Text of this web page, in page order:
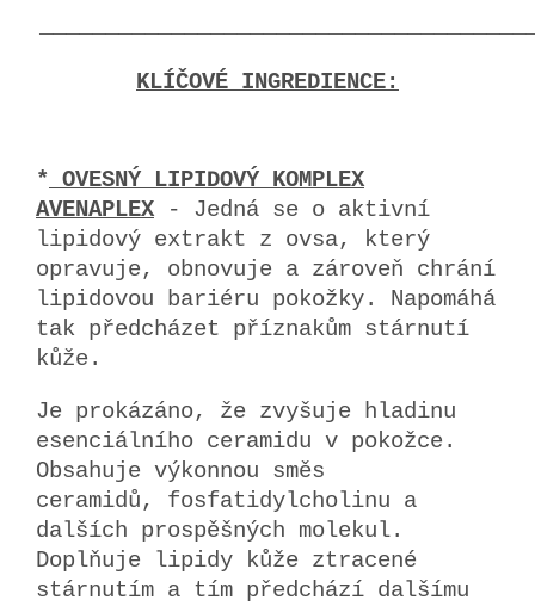
KLÍČOVÉ INGREDIENCE:
* OVESNÝ LIPIDOVÝ KOMPLEX
AVENAPLEX - Jedná se o aktivní
lipidový extrakt z ovsa, který
opravuje, obnovuje a zároveň chrání
lipidovou bariéru pokožky. Napomáhá
tak předcházet příznakům stárnutí
kůže.
Je prokázáno, že zvyšuje hladinu
esenciálního ceramidu v pokožce.
Obsahuje výkonnou směs
ceramidů, fosfatidylcholinu a
dalších prospěšných molekul.
Doplňuje lipidy kůže ztracené
stárnutím a tím předchází dalšímu